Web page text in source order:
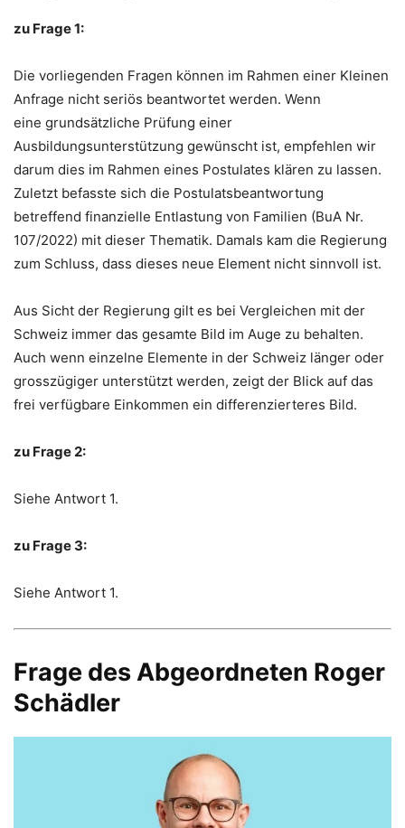
zu Frage 1:
Die vorliegenden Fragen können im Rahmen einer Kleinen
Anfrage nicht seriös beantwortet werden. Wenn
eine grundsätzliche Prüfung einer
Ausbildungsunterstützung gewünscht ist, empfehlen wir
darum dies im Rahmen eines Postulates klären zu lassen.
Zuletzt befasste sich die Postulatsbeantwortung
betreffend finanzielle Entlastung von Familien (BuA Nr.
107/2022) mit dieser Thematik. Damals kam die Regierung
zum Schluss, dass dieses neue Element nicht sinnvoll ist.
Aus Sicht der Regierung gilt es bei Vergleichen mit der
Schweiz immer das gesamte Bild im Auge zu behalten.
Auch wenn einzelne Elemente in der Schweiz länger oder
grosszügiger unterstützt werden, zeigt der Blick auf das
frei verfügbare Einkommen ein differenzierteres Bild.
zu Frage 2:
Siehe Antwort 1.
zu Frage 3:
Siehe Antwort 1.
Frage des Abgeordneten Roger
Schädler